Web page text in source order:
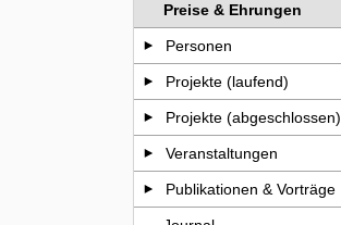
Preise & Ehrungen
Personen
Projekte (laufend)
Projekte (abgeschlossen)
Veranstaltungen
Publikationen & Vorträge